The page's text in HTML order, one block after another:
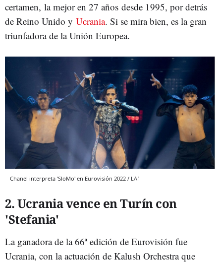
certamen, la mejor en 27 años desde 1995, por detrás
de Reino Unido y Ucrania. Si se mira bien, es la gran
triunfadora de la Unión Europea.
Chanel interpreta 'SloMo' en Eurovisión 2022 / LA1
2. Ucrania vence en Turín con
'Stefania'
La ganadora de la 66ª edición de Eurovisión fue
Ucrania, con la actuación de Kalush Orchestra que